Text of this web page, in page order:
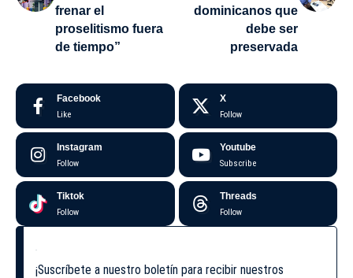
frenar el
proselitismo fuera
de tiempo”
dominicanos que
debe ser
preservada
Facebook
Like
X
Follow
Instagram
Follow
Youtube
Subscribe
Tiktok
Follow
Threads
Follow
¡Suscríbete a nuestro boletín para recibir nuestros